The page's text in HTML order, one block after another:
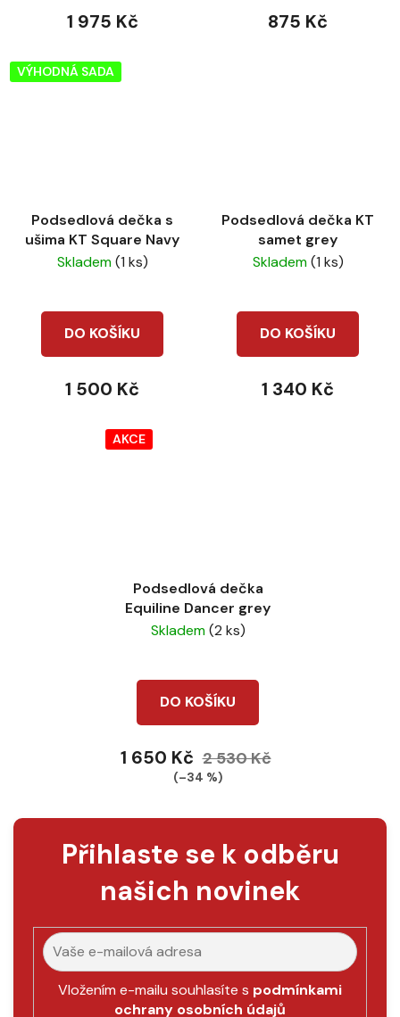
1 975 Kč 875 Kč
VÝHODNÁ SADA
Podsedlová dečka s
ušima KT Square Navy
Skladem(1 ks)
DO KOŠÍKU
1 500 Kč
Podsedlová dečka KT
samet grey
Skladem(1 ks)
DO KOŠÍKU
1 340 Kč
AKCE
Podsedlová dečka
Equiline Dancer grey
Skladem(2 ks)
DO KOŠÍKU
1 650 Kč 2 530 Kč
(–34 %)
Přihlaste se k odběru
našich novinek
Vložením e-mailu souhlasíte s podmínkami
ochrany osobních údajů